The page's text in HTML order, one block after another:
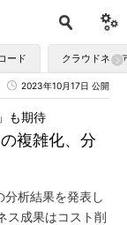
ード クラウドネイ
2023年10月17日 公開
複雑化、分
も期待
析結果を発表し
ス成果はコスト削